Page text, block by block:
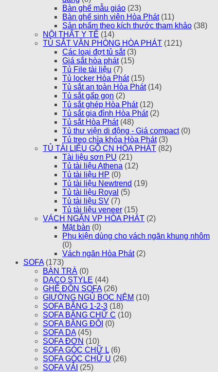
Bàn ghế mẫu giáo (23)
Bàn ghế sinh viên Hòa Phát (11)
Sản phẩm theo kích thước tham khảo (38)
NỘI THẤT Y TẾ (14)
TỦ SẮT VĂN PHÒNG HÒA PHÁT (121)
Các loại đợt tủ sắt (3)
Giá sắt hòa phát (15)
Tủ File tài liệu (7)
Tủ locker Hòa Phát (15)
Tủ sắt an toàn Hòa Phát (14)
Tủ sắt gấp gọn (2)
Tủ sắt ghép Hòa Phát (12)
Tủ sắt gia đình Hòa Phát (2)
Tủ sắt Hòa Phát (48)
Tủ thư viện di động - Giá compact (0)
Tủ treo chìa khóa Hòa Phát (3)
TỦ TÀI LIỆU GỖ CN HÒA PHÁT (82)
Tài liệu sơn PU (21)
Tủ tài liệu Athena (12)
Tủ tài liệu HP (0)
Tủ tài liệu Newtrend (19)
Tủ tài liệu Royal (5)
Tủ tài liệu SV (7)
Tủ tài liệu veneer (15)
VÁCH NGĂN VP HÒA PHÁT (2)
Mặt bàn (0)
Phụ kiện dùng cho vách ngăn khung nhôm
(0)
Vách ngăn Hòa Phát (2)
SOFA (173)
BÀN TRÀ (0)
DACO STYLE (44)
GHẾ ĐÔN SOFA (26)
GIƯỜNG NGỦ BỌC NỆM (10)
SOFA BĂNG 1-2-3 (18)
SOFA BĂNG CHỮ C (10)
SOFA BĂNG ĐÔI (0)
SOFA DA (45)
SOFA ĐƠN (10)
SOFA GÓC CHỮ L (6)
SOFA GÓC CHỮ U (26)
SOFA VẢI (25)